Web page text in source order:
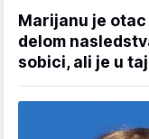
Marijanu je
delom
sobici, ali je u